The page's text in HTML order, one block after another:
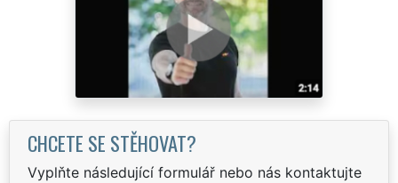
CHCETE SE STĚHOVAT?
Vyplňte následující formulář nebo nás kontaktujte